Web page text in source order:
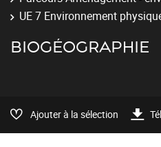
UE 7 Environnement
BIOGÉOGRAPHIE
Ajouter à la sélection